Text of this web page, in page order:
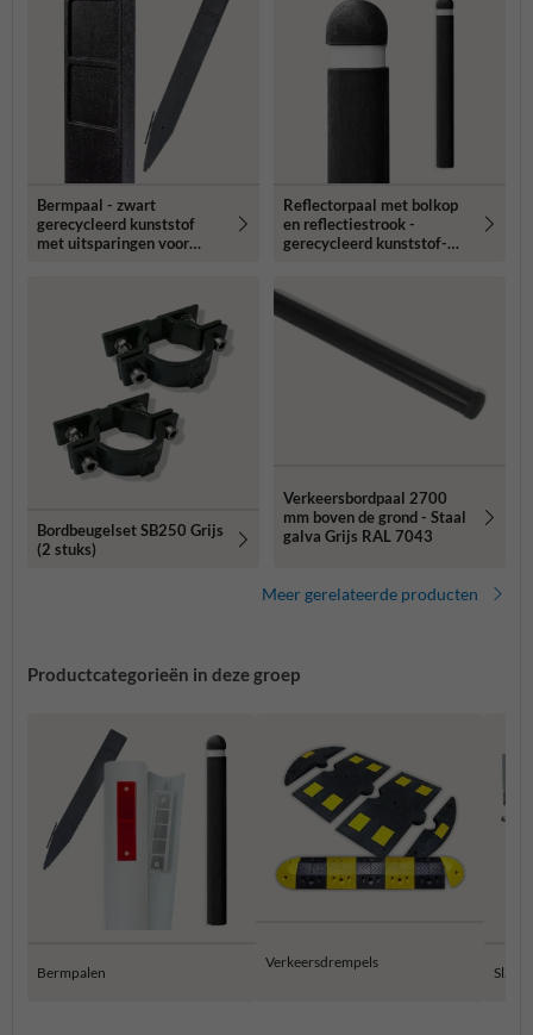
Bermpaal - zwart
gerecycleerd kunststof
met uitsparingen voor
Reflectorpaal met bolkop
en reflectiestrook -
gerecycleerd kunststof-
Bordbeugelset SB250 Grijs
(2 stuks)
Verkeersbordpaal 2700
mm boven de grond - Staal
galva Grijs RAL 7043
Meer gerelateerde producten
Productcategorieën in deze groep
Bermpalen
Verkeersdrempels